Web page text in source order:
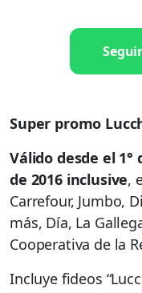
Super promo
Válido desde el
de 2016 inclusive,
Carrefour, Jumbo,
más, Día, La
Cooperativa de la
Incluye fideos